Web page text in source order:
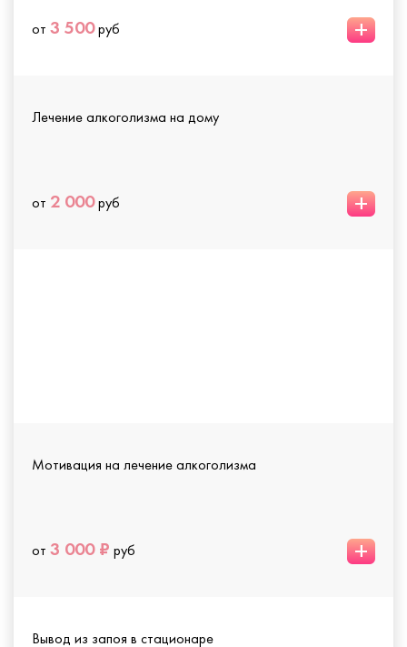
от 3 500руб +
Лечение алкоголизма на дому
от 2 000руб +
Мотивация на лечение алкоголизма
от 3 000 ₽ руб +
Вывод из запоя в стационаре